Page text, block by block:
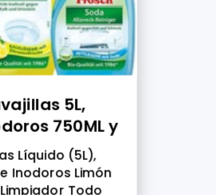
5L,
750ML y
Propósito
Líquido (5L),
Inodoros Limón
Limpiador Todo